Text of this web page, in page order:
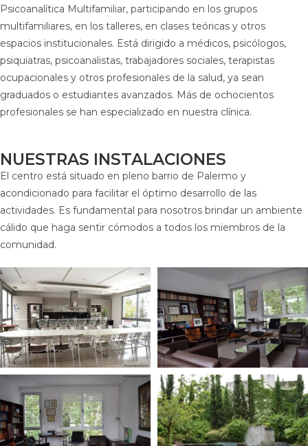
Psicoanalítica Multifamiliar, participando en los grupos
multifamiliares, en los talleres, en clases teóricas y otros
espacios institucionales. Está dirigido a médicos, psicólogos,
psiquiatras, psicoanalistas, trabajadores sociales, terapistas
ocupacionales y otros profesionales de la salud, ya sean
graduados o estudiantes avanzados. Más de ochocientos
profesionales se han especializado en nuestra clínica.
NUESTRAS INSTALACIONES
El centro está situado en pleno barrio de Palermo y
acondicionado para facilitar el óptimo desarrollo de las
actividades. Es fundamental para nosotros brindar un ambiente
cálido que haga sentir cómodos a todos los miembros de la
comunidad.